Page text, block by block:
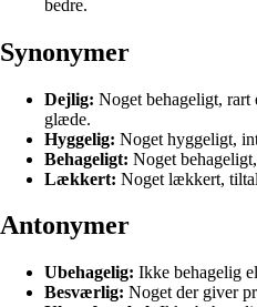
bedre.
Synonymer
Dejlig: Noget behageligt, rart
glæde.
Hyggelig: Noget hyggeligt,
Behageligt: Noget
Lækkert: Noget lækkert,
Antonymer
Ubehagelig: Ikke behagelig
Besværlig: Noget der giver